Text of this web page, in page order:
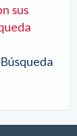
sus